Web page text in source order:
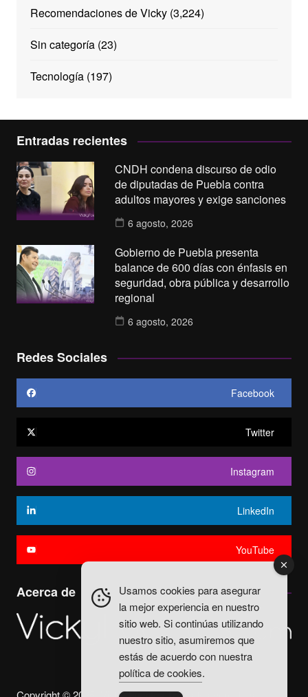
Recomendaciones de Vicky(3,224)
Sin categoría(23)
Tecnología(197)
Entradas recientes
CNDH condena discurso de odio
de diputadas de Puebla contra
adultos mayores y exige sanciones
6 agosto, 2026
Gobierno de Puebla presenta
balance de 600 días con énfasis en
seguridad, obra pública y desarrollo
regional
6 agosto, 2026
Redes Sociales
Facebook
Twitter
Instagram
LinkedIn
YouTube
Acerca de
Usamos cookies para asegurar
la mejor experiencia en nuestro
sitio web. Si continúas utilizando
nuestro sitio, asumiremos que
estás de acuerdo con nuestra
política de cookies.